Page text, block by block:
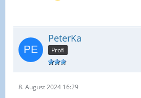
PeterKa
Profi
8. August 2024 16:29